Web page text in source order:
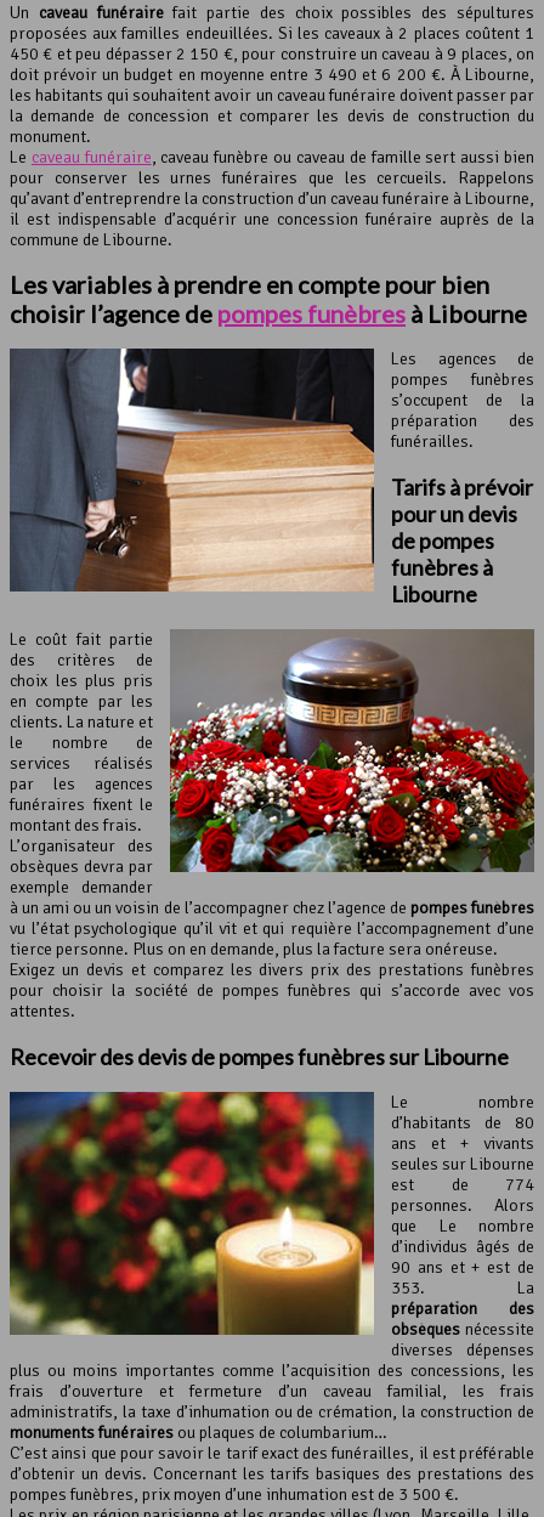
Un caveau funérairefait partie des choix possibles des sépultures
proposées aux familles endeuillées. Si les caveaux à 2 places coûtent 1
450 € et peu dépasser 2 150 €, pour construire un caveau à 9 places, on
doit prévoir un budget en moyenne entre 3 490 et 6 200 €. À Libourne,
les habitants qui souhaitent avoir un caveau funéraire doivent passer par
la demande de concession et comparer les devis de construction du
monument.
Le caveau funéraire, caveau funèbre ou caveau de famille sert aussi bien
pour conserver les urnes funéraires que les cercueils. Rappelons
qu’avant d’entreprendre la construction d’un caveau funéraire à Libourne,
il est indispensable d’acquérir une concession funéraire auprès de la
commune de Libourne.
Les variables à prendre en compte pour bien
choisir l’agence de pompes funèbres à Libourne
Les agences de
pompes funèbres
s’occupent de la
préparation des
funérailles.
Tarifs à prévoir
pour un devis
de pompes
funèbres à
Libourne
Le coût fait partie
des critères de
choix les plus pris
en compte par les
clients. La nature et
le nombre de
services réalisés
par les agences
funéraires fixent le
montant des frais.
L’organisateur des
obsèques devra par
exemple demander
à un ami ou un voisin de l’accompagner chez l’agence de pompes funèbres
vu l’état psychologique qu’il vit et qui requière l’accompagnement d’une
tierce personne. Plus on en demande, plus la facture sera onéreuse.
Exigez un devis et comparez les divers prix des prestations funèbres
pour choisir la société de pompes funèbres qui s’accorde avec vos
attentes.
Recevoir des devis de pompes funèbres sur Libourne
Le nombre
d’habitants de 80
ans et + vivants
seules sur Libourne
est de 774
personnes. Alors
que Le nombre
d’individus âgés de
90 ans et + est de
353. La
préparation des
obsèques nécessite
diverses dépenses
plus ou moins importantes comme l’acquisition des concessions, les
frais d’ouverture et fermeture d’un caveau familial, les frais
administratifs, la taxe d’inhumation ou de crémation, la construction de
monuments funéraires ou plaques de columbarium…
C’est ainsi que pour savoir le tarif exact des funérailles, il est préférable
d’obtenir un devis. Concernant les tarifs basiques des prestations des
pompes funèbres, prix moyen d’une inhumation est de 3 500 €.